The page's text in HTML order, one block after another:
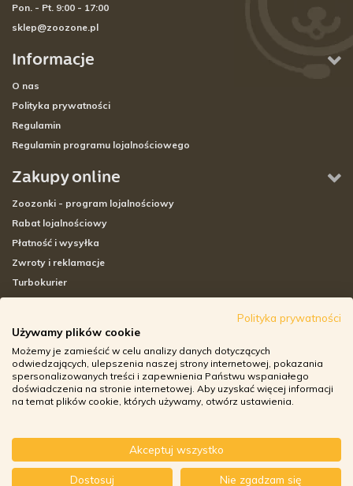
+ DO KOSZYKA
© ZOOZONE.PL 2018
Informacje
O nas
Polityka prywatności
Regulamin
Regulamin programu lojalnościowego
Zakupy online
Zoozonki - program lojalnościowy
Rabat lojalnościowy
Płatność i wysyłka
Zwroty i reklamacje
Turbokurier
Adresy sklepów stacjonarnych
Godziny otwarcia sklepów
Aplikacja zoozone.pl
Zwroty i reklamacje
Pon. - Pt. 9:00 - 17:00
sklep@zoozone.pl
Polityka prywatności
Używamy plików cookie
Możemy je zamieścić w celu analizy danych dotyczących
odwiedzających, ulepszenia naszej strony internetowej, pokazania
spersonalizowanych treści i zapewnienia Państwu wspaniałego
doświadczenia na stronie internetowej. Aby uzyskać więcej informacji
na temat plików cookie, których używamy, otwórz ustawienia.
Akceptuj wszystko
Dostosuj Nie zgadzam się